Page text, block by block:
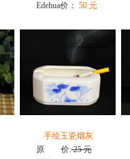
Edehua价： 50 元
手绘玉瓷烟灰
原 价:25 元